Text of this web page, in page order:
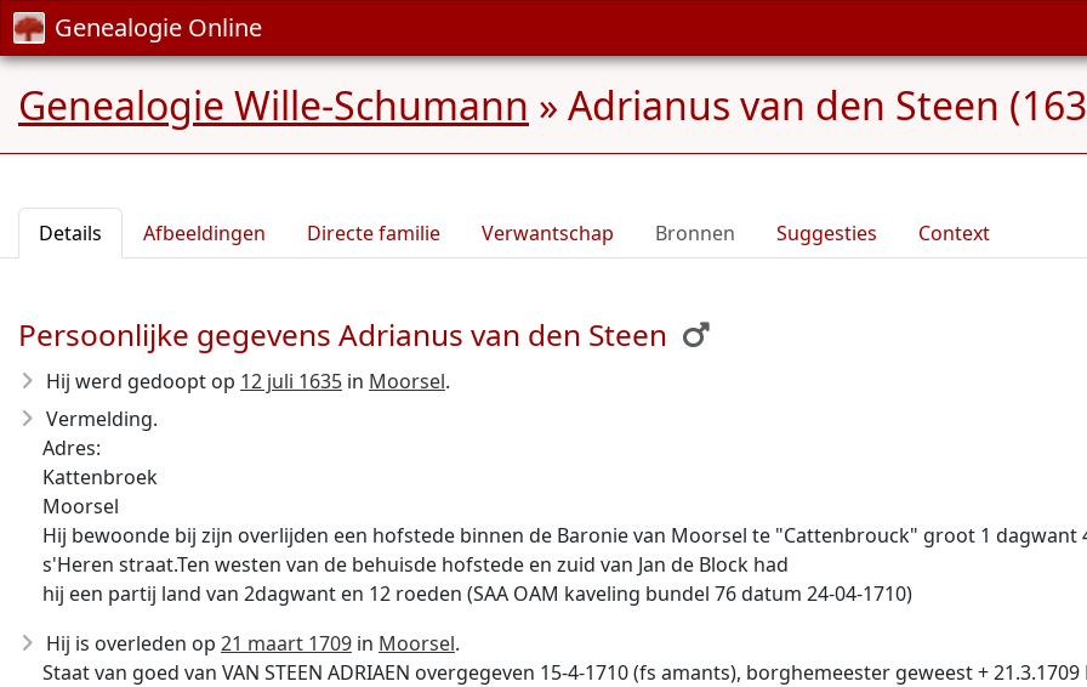
Genealogie Online
Genealogie Wille-Schumann » Adrianus van den Steen
Details Afbeeldingen Directe familie Verwantschap Bronnen Suggesties Context
Persoonlijke gegevens Adrianus van den Steen
Hij werd gedoopt op 12 juli 1635 in Moorsel.
Vermelding.
Adres:
Kattenbroek
Moorsel
Hij bewoonde bij zijn overlijden een hofstede binnen de Baronie van Moorsel te "Cattenbrouck" groot 1 dagwant
s'Heren straat.Ten westen van de behuisde hofstede en zuid van Jan de Block had
hij een partij land van 2dagwant en 12 roeden (SAA OAM kaveling bundel 76 datum 24-04-1710)
Hij is overleden op 21 maart 1709 in Moorsel.
Staat van goed van VAN STEEN ADRIAEN overgegeven 15-4-1710 (fs amants), borghemeester geweest +